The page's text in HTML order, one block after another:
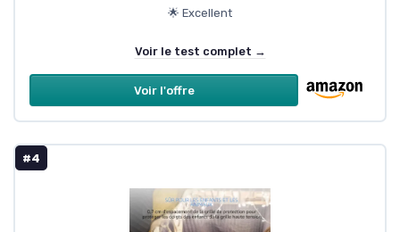
🌟 Excellent
Voir le test complet →
Voir l'offre
#4